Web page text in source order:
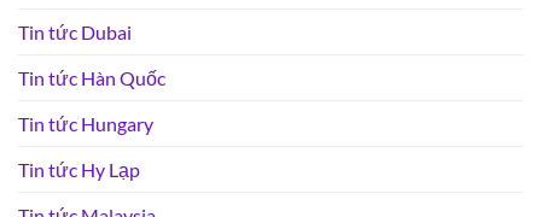
Tin tức Dubai
Tin tức Hàn Quốc
Tin tức Hungary
Tin tức Hy Lạp